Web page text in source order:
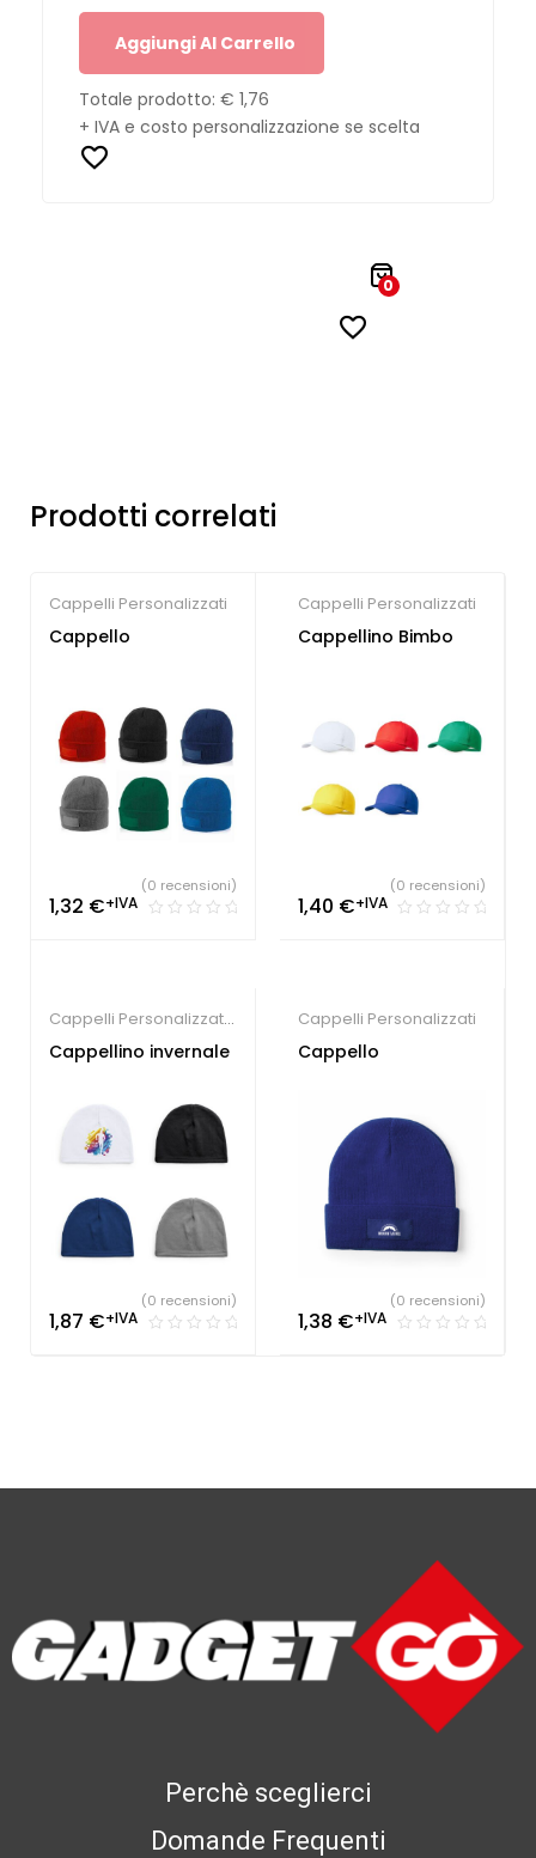
Aggiungi Al Carrello
Totale prodotto: € 1,76
+ IVA e costo personalizzazione se scelta
0
Prodotti correlati
Cappelli Personalizzati
Cappello
1,32 €+IVA
(0 recensioni)
Cappelli Personalizzati
Cappellino Bimbo
1,40 €+IVA
(0 recensioni)
Cappelli Personalizzati,
Gadget Sport e Tempo
Cappellino invernale
1,87 €+IVA
(0 recensioni)
Cappelli Personalizzati
Cappello
1,38 €+IVA
(0 recensioni)
Perchè sceglierci
Domande Frequenti